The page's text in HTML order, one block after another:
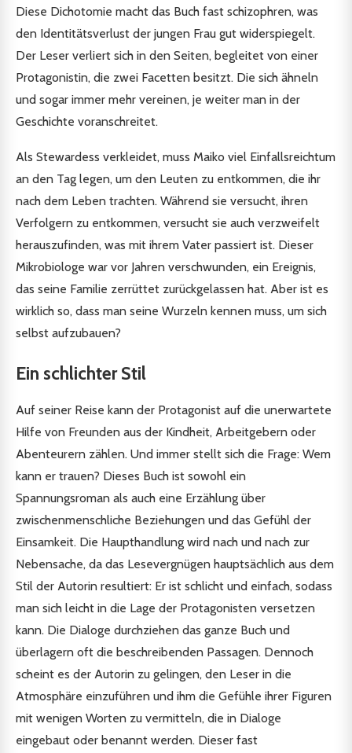
Diese Dichotomie macht das Buch fast schizophren, was
den Identitätsverlust der jungen Frau gut widerspiegelt.
Der Leser verliert sich in den Seiten, begleitet von einer
Protagonistin, die zwei Facetten besitzt. Die sich ähneln
und sogar immer mehr vereinen, je weiter man in der
Geschichte voranschreitet.
Als Stewardess verkleidet, muss Maiko viel Einfallsreichtum
an den Tag legen, um den Leuten zu entkommen, die ihr
nach dem Leben trachten. Während sie versucht, ihren
Verfolgern zu entkommen, versucht sie auch verzweifelt
herauszufinden, was mit ihrem Vater passiert ist. Dieser
Mikrobiologe war vor Jahren verschwunden, ein Ereignis,
das seine Familie zerrüttet zurückgelassen hat. Aber ist es
wirklich so, dass man seine Wurzeln kennen muss, um sich
selbst aufzubauen?
Ein schlichter Stil
Auf seiner Reise kann der Protagonist auf die unerwartete
Hilfe von Freunden aus der Kindheit, Arbeitgebern oder
Abenteurern zählen. Und immer stellt sich die Frage: Wem
kann er trauen? Dieses Buch ist sowohl ein
Spannungsroman als auch eine Erzählung über
zwischenmenschliche Beziehungen und das Gefühl der
Einsamkeit. Die Haupthandlung wird nach und nach zur
Nebensache, da das Lesevergnügen hauptsächlich aus dem
Stil der Autorin resultiert: Er ist schlicht und einfach, sodass
man sich leicht in die Lage der Protagonisten versetzen
kann. Die Dialoge durchziehen das ganze Buch und
überlagern oft die beschreibenden Passagen. Dennoch
scheint es der Autorin zu gelingen, den Leser in die
Atmosphäre einzuführen und ihm die Gefühle ihrer Figuren
mit wenigen Worten zu vermitteln, die in Dialoge
eingebaut oder benannt werden. Dieser fast